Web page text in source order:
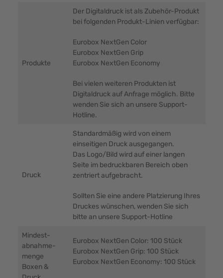
Produkte
Der Digitaldruck ist als Zubehör-Produkt
bei folgenden Produkt-Linien verfügbar:
Eurobox NextGen Color
Eurobox NextGen Grip
Eurobox NextGen Economy
Bei vielen weiteren Produkten ist
Digitaldruck auf Anfrage möglich. Bitte
wenden Sie sich an unsere Support-
Hotline.
Druck
Standardmäßig wird von einem
einseitigen Druck ausgegangen.
Das Logo/Bild wird auf einer langen
Seite im bedruckbaren Bereich oben
zentriert aufgebracht.
Sollten Sie eine andere Platzierung Ihres
Druckes wünschen, wenden Sie sich
bitte an unsere Support-Hotline
Mindest-
abnahme-
menge
Boxen &
Eurobox NextGen Color: 100 Stück
Eurobox NextGen Grip: 100 Stück
Eurobox NextGen Economy: 100 Stück